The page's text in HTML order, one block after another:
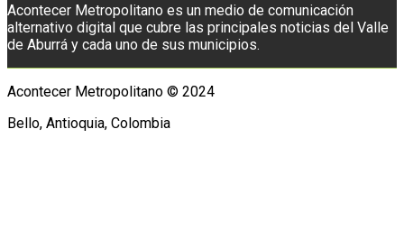
Acontecer Metropolitano es un medio de comunicación
alternativo digital que cubre las principales noticias del Valle
de Aburrá y cada uno de sus municipios.
Acontecer Metropolitano © 2024
Bello, Antioquia, Colombia